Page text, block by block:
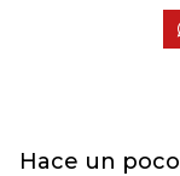
Hace un